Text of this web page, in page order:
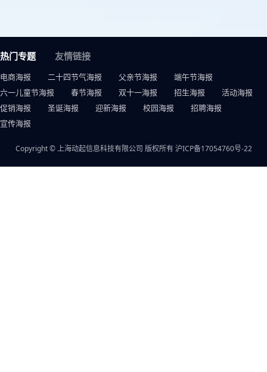
热门专题 友情链接
电商海报 二十四节气海报 父亲节海报
端午节海报
六一儿童节海报
春节海报 双十一海报 招生海报
活动海报
促销海报
圣诞海报 迎新海报 校园海报
招聘海报
宣传海报
Copyright © 上海动起信息科技有限公司 版权所有沪ICP备17054760号-22